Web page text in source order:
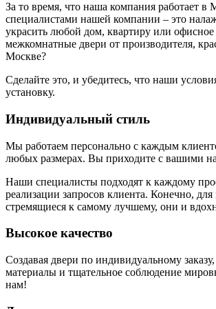
За то время, что наша компания работает
специалистами нашей компании – это
украсить любой дом, квартиру или
межкомнатные двери от производителя,
Москве?
Сделайте это, и убедитесь, что наши
установку.
Индивидуальный стиль
Мы работаем персонально с каждым
любых размерах. Вы приходите с вашими
Наши специалисты подходят к каждому
реализации запросов клиента. Конечно,
стремящиеся к самому лучшему, они и
Высокое качество
Создавая двери по индивидуальному
материалы и тщательное соблюдение
нам!